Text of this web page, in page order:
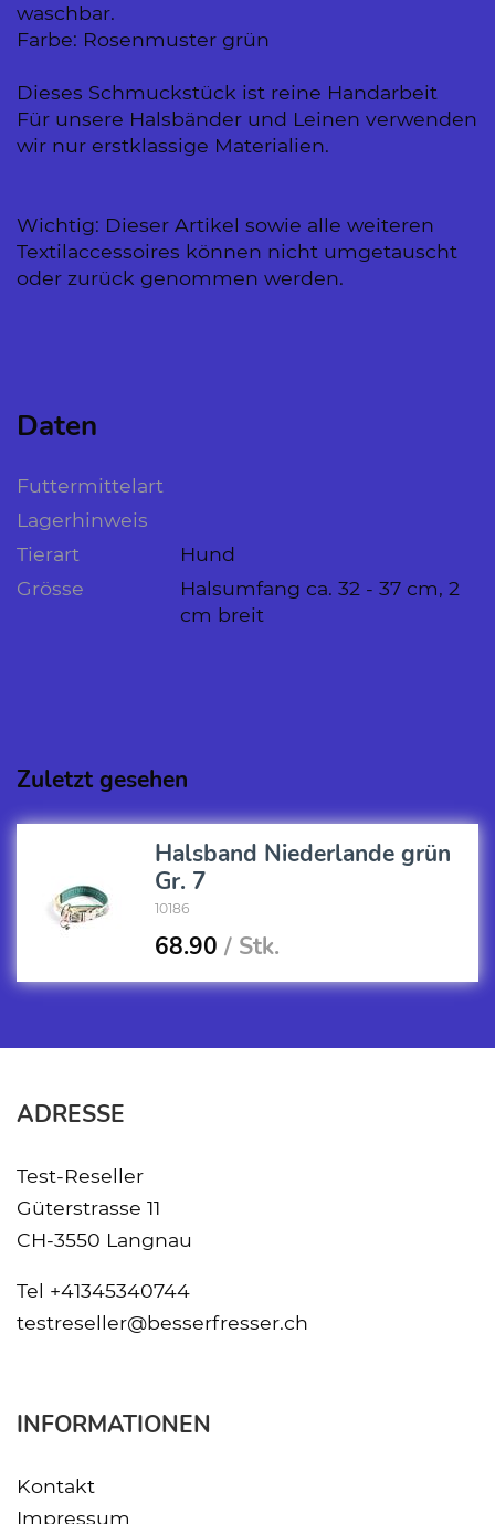
waschbar.
Farbe: Rosenmuster grün
Dieses Schmuckstück ist reine Handarbeit
Für unsere Halsbänder und Leinen verwenden
wir nur erstklassige Materialien.
Wichtig: Dieser Artikel sowie alle weiteren
Textilaccessoires können nicht umgetauscht
oder zurück genommen werden.
Daten
Futtermittelart
Lagerhinweis
Tierart
Hund
Grösse
Halsumfang ca. 32 - 37 cm, 2
cm breit
Zuletzt gesehen
Halsband Niederlande grün
Gr. 7
10186
68.90 / Stk.
ADRESSE
Test-Reseller
Güterstrasse 11
CH-3550 Langnau
Tel +41345340744
testreseller@besserfresser.ch
INFORMATIONEN
Kontakt
Impressum